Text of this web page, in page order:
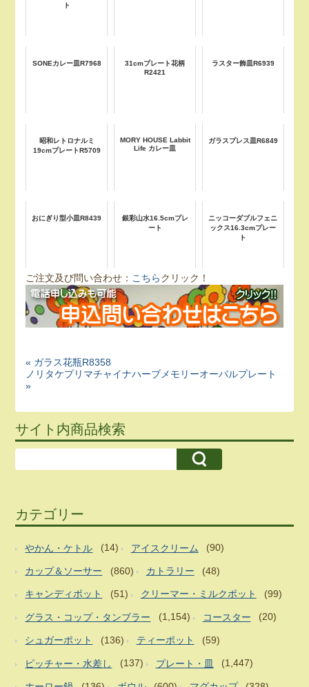
ト
SONEカレー皿R7968
31cmプレート花柄
R2421
ラスター飾皿R6939
昭和レトロナルミ
19cmプレートR5709
MORY HOUSE Labbit
Life カレー皿
ガラスプレス皿R6849
おにぎり型小皿R8439
銀彩山水16.5cmプレ
ート
ニッコーダブルフェニ
ックス16.3cmプレー
ト
ご注文及び問い合わせ： こちらクリック！
« ガラス花瓶R8358
ノリタケプリマチャイナハーブメモリーオーバルプレート
»
サイト内商品検索
カテゴリー
やかん・ケトル (14) アイスクリーム (90)
カップ＆ソーサー (860) カトラリー (48)
キャンディポット (51) クリーマー・ミルクポット (99)
グラス・コップ・タンブラー (1,154) コースター (20)
シュガーポット (136) ティーポット (59)
ピッチャー・水差し (137) プレート・皿 (1,447)